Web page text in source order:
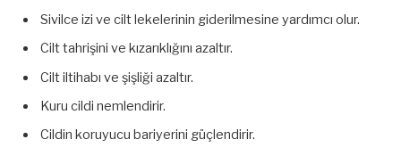
Sivilce izi ve cilt lekelerinin giderilmesine yardımcı olur.
Cilt tahrişini ve kızarıklığını azaltır.
Cilt iltihabı ve şişliği azaltır.
Kuru cildi nemlendirir.
Cildin koruyucu bariyerini güçlendirir.